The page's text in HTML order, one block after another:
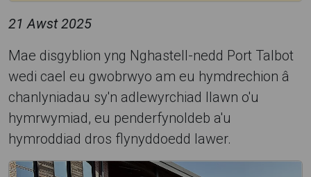
21 Awst 2025
Mae disgyblion yng Nghastell-nedd Port Talbot
wedi cael eu gwobrwyo am eu hymdrechion â
chanlyniadau sy'n adlewyrchiad llawn o'u
hymrwymiad, eu penderfynoldeb a'u
hymroddiad dros flynyddoedd lawer.